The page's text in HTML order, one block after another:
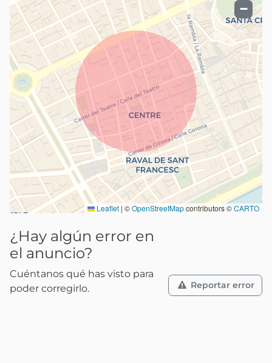
−
Leaflet | ©OpenStreetMapcontributors ©CARTO
¿Hay algún error en
el anuncio?
Cuéntanos qué has visto para
poder corregirlo.
Reportar error